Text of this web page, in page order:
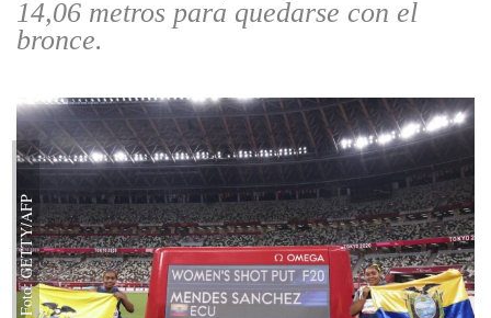
14,06 metros para quedarse con el
bronce.
Foto: GETTY/AFP